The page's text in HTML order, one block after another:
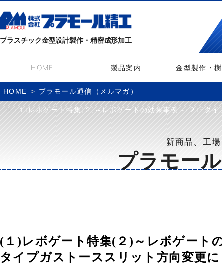
プラスチック金型設計製作・精密成形加工
HOME 製品案内 金型製作・
HOME プラモール通信（メルマガ）
(１)レボゲート特集(２)～レボゲートの効果事例～(２)Bタ
新商品、工
プラモー
(１)レボゲート特集(２)～レボゲート
タイプガストーススリット方向変更